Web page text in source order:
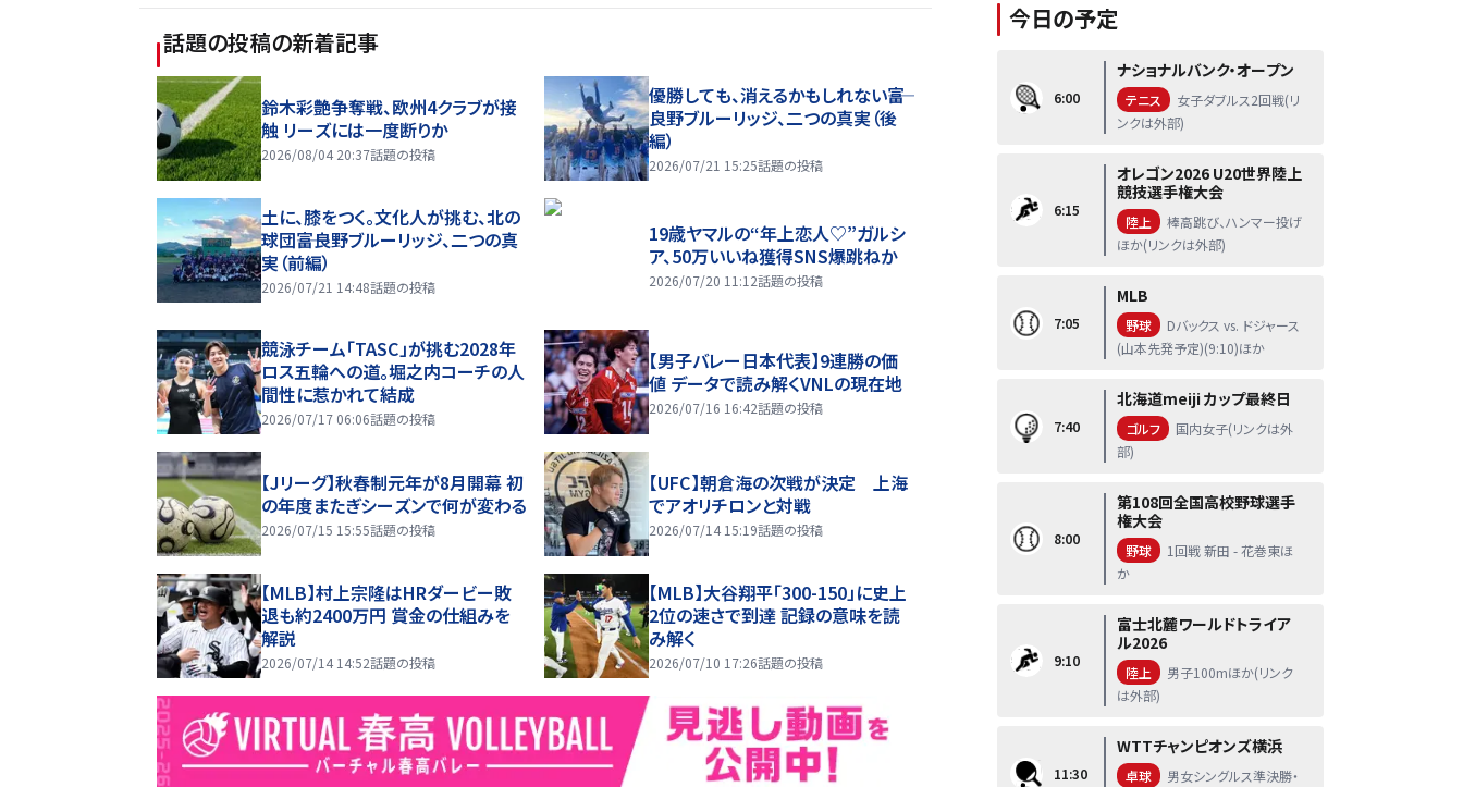
話題の投稿の新着記事
鈴木彩艶争奪戦、欧州4クラブが接
触 リーズには一度断りか
2026/08/04 20:37話題の投稿
優勝しても、消えるかもしれない――富
良野ブルーリッジ、二つの真実（後
編）
2026/07/21 15:25話題の投稿
土に、膝をつく。文化人が挑む、北の
球団――富良野ブルーリッジ、二つの真
実（前編）
2026/07/21 14:48話題の投稿
19歳ヤマルの“年上恋人♡”ガルシ
ア、50万いいね獲得SNS爆跳ねか
2026/07/20 11:12話題の投稿
競泳チーム「TASC」が挑む2028年
ロス五輪への道。堀之内コーチの人
間性に惹かれて結成
2026/07/17 06:06話題の投稿
【男子バレー日本代表】9連勝の価
値 データで読み解くVNLの現在地
2026/07/16 16:42話題の投稿
【Jリーグ】秋春制元年が8月開幕 初
の年度またぎシーズンで何が変わる
2026/07/15 15:55話題の投稿
【UFC】朝倉海の次戦が決定 上海
でアオリチロンと対戦
2026/07/14 15:19話題の投稿
【MLB】村上宗隆はHRダービー敗
退も約2400万円 賞金の仕組みを
解説
2026/07/14 14:52話題の投稿
【MLB】大谷翔平「300-150」に史上
2位の速さで到達 記録の意味を読
み解く
2026/07/10 17:26話題の投稿
今日の予定
6:00
ナショナルバンク・オープン
テニス
女子ダブルス2回戦(リ
ンクは外部)
6:15
オレゴン2026 U20世界陸上
競技選手権大会
陸上
棒高跳び、ハンマー投げ
ほか(リンクは外部)
7:05
MLB
野球
Dバックス vs. ドジャース
(山本先発予定)(9:10)ほか
7:40
北海道meiji カップ最終日
ゴルフ
国内女子(リンクは外
部)
8:00
第108回全国高校野球選手
権大会
野球
1回戦 新田 - 花巻東ほ
か
9:10
富士北麓ワールドトライア
ル2026
陸上
男子100mほか(リンク
は外部)
11:30
WTTチャンピオンズ横浜
卓球
男女シングルス準決勝・